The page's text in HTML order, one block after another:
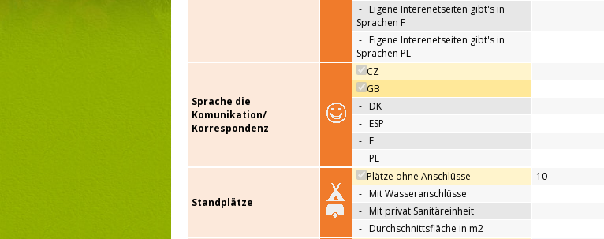
- Eigene Interenetseiten gibt's in
Sprachen F
- Eigene Interenetseiten gibt's in
Sprachen PL
Sprache die
Komunikation/
Korrespondenz
CZ
GB
- DK
- ESP
- F
- PL
Standplätze
Plätze ohne Anschlüsse 10
- Mit Wasseranschlüsse
- Mit privat Sanitäreinheit
- Durchschnittsfläche in m2